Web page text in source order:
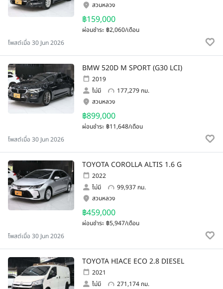
฿159,000
ผ่อนชำระ ฿2,060/เดือน
สวนหลวง
โพสต์เมื่อ 30 Jun 2026
BMW 520D M SPORT (G30 LCI)
2019
ไม่มี
177,279 กม.
฿899,000
ผ่อนชำระ ฿11,648/เดือน
สวนหลวง
โพสต์เมื่อ 30 Jun 2026
TOYOTA COROLLA ALTIS 1.6 G
2022
ไม่มี
99,937 กม.
฿459,000
ผ่อนชำระ ฿5,947/เดือน
สวนหลวง
โพสต์เมื่อ 30 Jun 2026
TOYOTA HIACE ECO 2.8 DIESEL
2021
ไม่มี
271,174 กม.